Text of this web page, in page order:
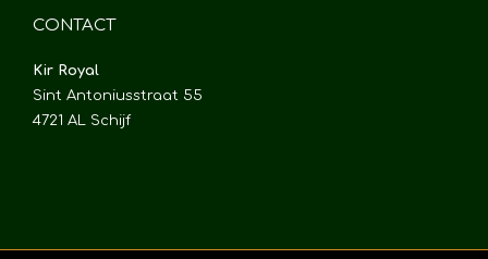
CONTACT
Kir Royal
Sint Antoniusstraat 55
4721 AL Schijf